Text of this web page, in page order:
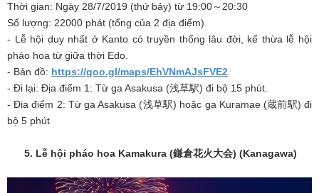
Thời gian: Ngày 28/7/2019 (thứ bảy) từ 19:00～20:30
Số lượng: 22000 phát (tổng của 2 địa điểm).
- Lễ hội duy nhất ở Kanto có truyền thống lâu đời, kế thừa lễ hội
pháo hoa từ giữa thời Edo.
- Bản đồ: https://goo.gl/maps/EhVNmAJsFVE2
- Đi lại: Địa điểm 1: Từ ga Asakusa (浅草駅) đi bộ 15 phút.
- Địa điểm 2: Từ ga Asakusa (浅草駅) hoặc ga Kuramae (蔵前駅) đi
bộ 5 phút
5. Lễ hội pháo hoa Kamakura (鎌倉花火大会) (Kanagawa)